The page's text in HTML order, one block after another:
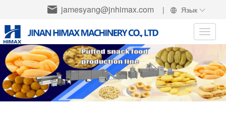
jamesyang@jnhimax.com | Язык
Toggle